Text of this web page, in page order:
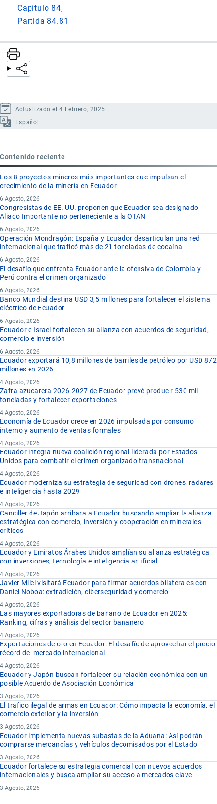
Capítulo 84
Partida 84.81
Actualizado el 4 Febrero, 2025
Español
Contenido reciente
Los 8 proyectos mineros más importantes que impulsan el
crecimiento de la minería en Ecuador
6 Agosto, 2026
Congresistas de EE. UU. proponen que Ecuador sea designado
Aliado Importante no perteneciente a la OTAN
6 Agosto, 2026
Operación Mondragón: España y Ecuador desarticulan una red
internacional que traficó más de 21 toneladas de cocaína
6 Agosto, 2026
El desafío que enfrenta Ecuador ante la ofensiva de Colombia y
Perú contra el crimen organizado
6 Agosto, 2026
Banco Mundial destina USD 3,5 millones para fortalecer el sistema
eléctrico de Ecuador
6 Agosto, 2026
Ecuador e Israel fortalecen su alianza con acuerdos de seguridad,
comercio e inversión
6 Agosto, 2026
Ecuador exportará 10,8 millones de barriles de petróleo por USD 872
millones en 2026
4 Agosto, 2026
Zafra azucarera 2026-2027 de Ecuador prevé producir 530 mil
toneladas y fortalecer exportaciones
4 Agosto, 2026
Economía de Ecuador crece en 2026 impulsada por consumo
interno y aumento de ventas formales
4 Agosto, 2026
Ecuador integra nueva coalición regional liderada por Estados
Unidos para combatir el crimen organizado transnacional
4 Agosto, 2026
Ecuador moderniza su estrategia de seguridad con drones, radares
e inteligencia hasta 2029
4 Agosto, 2026
Canciller de Japón arribara a Ecuador buscando ampliar la alianza
estratégica con comercio, inversión y cooperación en minerales
críticos
4 Agosto, 2026
Ecuador y Emiratos Árabes Unidos amplían su alianza estratégica
con inversiones, tecnología e inteligencia artificial
4 Agosto, 2026
Javier Milei visitará Ecuador para firmar acuerdos bilaterales con
Daniel Noboa: extradición, ciberseguridad y comercio
4 Agosto, 2026
Las mayores exportadoras de banano de Ecuador en 2025:
Ranking, cifras y análisis del sector bananero
4 Agosto, 2026
Exportaciones de oro en Ecuador: El desafío de aprovechar el precio
récord del mercado internacional
4 Agosto, 2026
Ecuador y Japón buscan fortalecer su relación económica con un
posible Acuerdo de Asociación Económica
3 Agosto, 2026
El tráfico ilegal de armas en Ecuador: Cómo impacta la economía, el
comercio exterior y la inversión
3 Agosto, 2026
Ecuador implementa nuevas subastas de la Aduana: Así podrán
comprarse mercancías y vehículos decomisados por el Estado
3 Agosto, 2026
Ecuador fortalece su estrategia comercial con nuevos acuerdos
internacionales y busca ampliar su acceso a mercados clave
3 Agosto, 2026